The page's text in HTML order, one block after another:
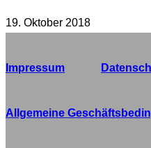
19. Oktober 2018
Impressum
Allgemeine